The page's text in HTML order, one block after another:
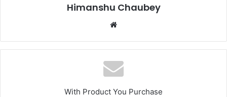
Himanshu Chaubey
With Product You Purchase